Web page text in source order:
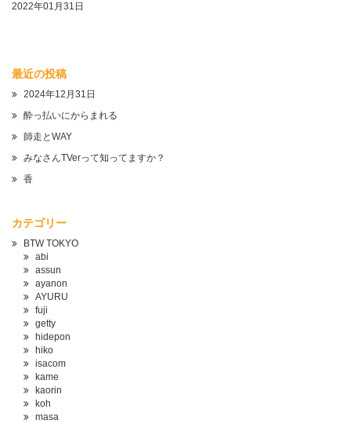
2022年01月31日
最近の投稿
2024年12月31日
酔っ払いにからまれる
師走とWAY
みなさんTVerって知ってますか？
香
カテゴリー
BTW TOKYO
abi
assun
ayanon
AYURU
fuji
getty
hidepon
hiko
isacom
kame
kaorin
koh
masa